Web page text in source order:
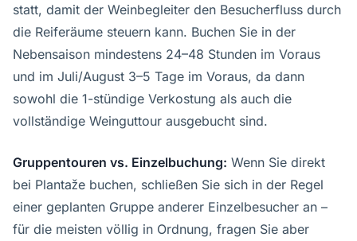
statt, damit der Weinbegleiter den Besucherfluss durch
die Reiferäume steuern kann. Buchen Sie in der
Nebensaison mindestens 24–48 Stunden im Voraus
und im Juli/August 3–5 Tage im Voraus, da dann
sowohl die 1-stündige Verkostung als auch die
vollständige Weinguttour ausgebucht sind.
Gruppentouren vs. Einzelbuchung: Wenn Sie direkt
bei Plantaže buchen, schließen Sie sich in der Regel
einer geplanten Gruppe anderer Einzelbesucher an –
für die meisten völlig in Ordnung, fragen Sie aber